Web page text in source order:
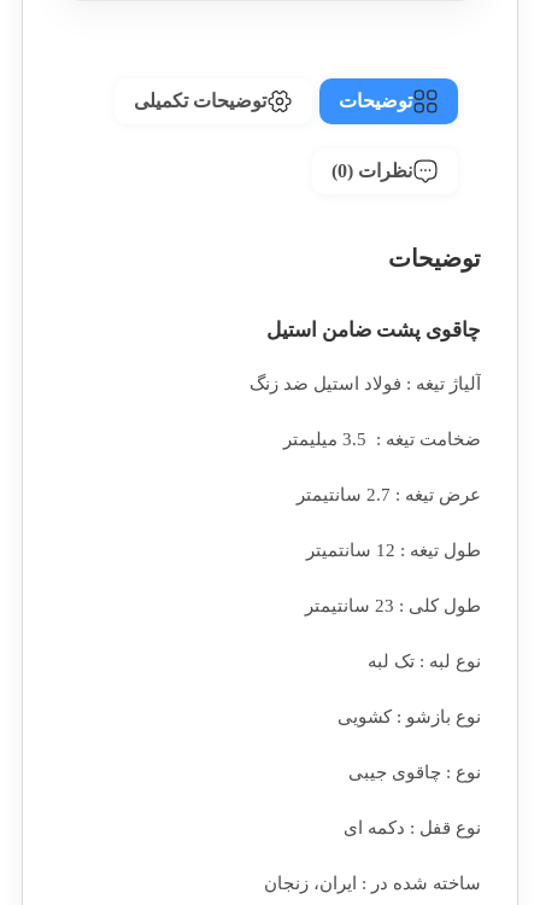
توضیحات توضیحات تکمیلی
نظرات (0)
توضیحات
چاقوی پشت ضامن استیل
آلیاژ تیغه : فولاد استیل ضد زنگ
ضخامت تیغه : 3.5 میلیمتر
عرض تیغه : 2.7 سانتیمتر
طول تیغه : 12 سانتمیتر
طول کلی : 23 سانتیمتر
نوع لبه : تک لبه
نوع بازشو : کشویی
نوع : چاقوی جیبی
نوع قفل : دکمه ای
ساخته شده در : ایران، زنجان